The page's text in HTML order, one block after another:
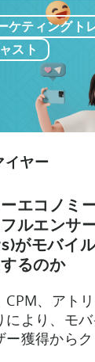
に起きてい
ケティングト
スト
イヤー
エコノミ
ルエンサ
がモバイ
るのか
CPM、アト
により、モ
ー獲得から